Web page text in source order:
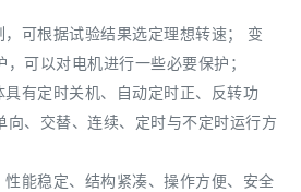
可根据试验结果选定理想转速； 变
可以对电机进行一些必要保护；
有定时关机、自动定时正、反转功
向、交替、连续、定时与不定时运行方
能稳定、结构紧凑、操作方便、安全